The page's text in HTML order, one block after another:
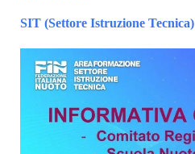
SIT (Settore Istruzione Tecnica)